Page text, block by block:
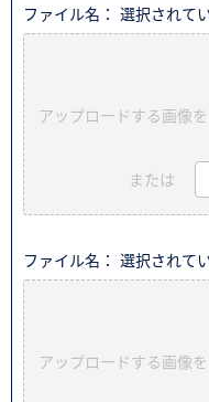
ファイル名： 選択されて
アップロードする画像
または
ファイル名： 選択されて
アップロードする画像